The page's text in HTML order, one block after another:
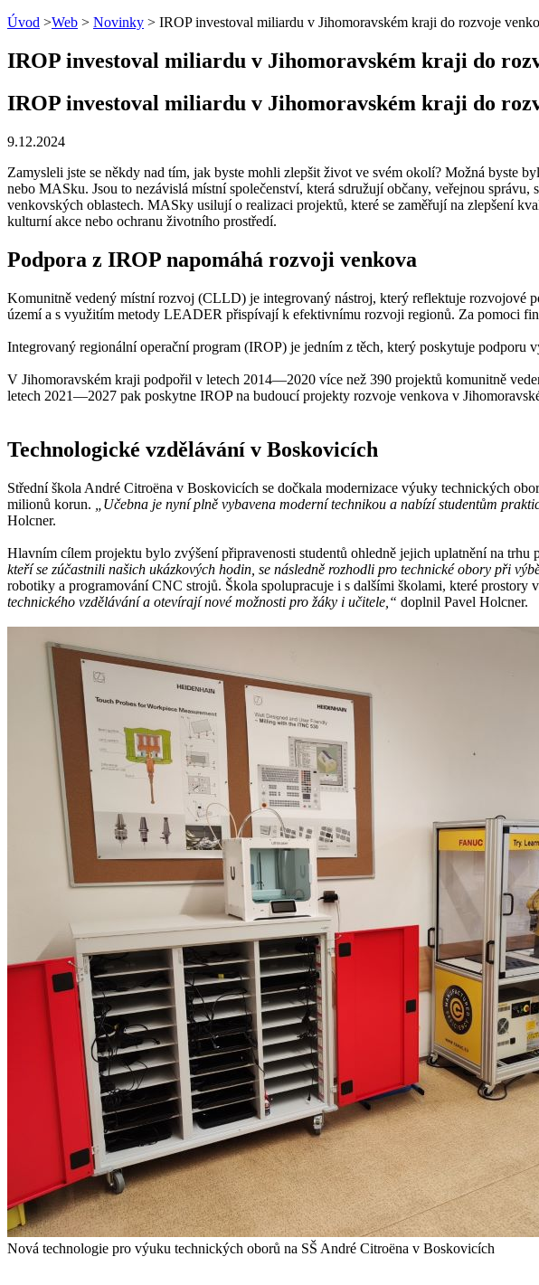
Úvod >Web > Novinky > IROP investoval miliardu v Jihomoravském kraji do rozvoje
IROP investoval miliardu v Jihomoravském kraji do
IROP investoval miliardu v Jihomoravském kraji do
9.12.2024
Zamysleli jste se někdy nad tím, jak byste mohli zlepšit život ve svém okolí? Možná byste
nebo MASku. Jsou to nezávislá místní společenství, která sdružují občany, veřejnou
venkovských oblastech. MASky usilují o realizaci projektů, které se zaměřují na zlepšení
kulturní akce nebo ochranu životního prostředí.
Podpora z IROP napomáhá rozvoji venkova
Komunitně vedený místní rozvoj (CLLD) je integrovaný nástroj, který reflektuje rozvojové
území a s využitím metody LEADER přispívají k efektivnímu rozvoji regionů. Za pomoci
Integrovaný regionální operační program (IROP) je jedním z těch, který poskytuje
V Jihomoravském kraji podpořil v letech 2014—2020 více než 390 projektů komunitně
letech 2021—2027 pak poskytne IROP na budoucí projekty rozvoje venkova v
Technologické vzdělávání v Boskovicích
Střední škola André Citroëna v Boskovicích se dočkala modernizace výuky technických
milionů korun.
„Učebna je nyní plně vybavena moderní technikou a nabízí studentům
Holcner.
Hlavním cílem projektu bylo zvýšení připravenosti studentů ohledně jejich uplatnění na trhu
kteří se zúčastnili našich ukázkových hodin, se následně rozhodli pro technické obory při
robotiky a programování CNC strojů. Škola spolupracuje i s dalšími školami, které prostory
technického vzdělávání a otevírají nové možnosti pro žáky i učitele,“ doplnil Pavel Holcner.
Nová technologie pro výuku technických oborů na SŠ André Citroëna v Boskovicích